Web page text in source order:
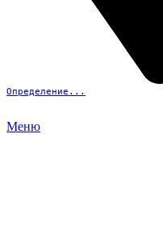
Определение...
Меню